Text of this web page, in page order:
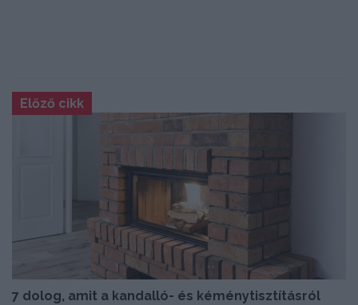
Előző cikk
7 dolog, amit a kandalló- és kéménytisztításról